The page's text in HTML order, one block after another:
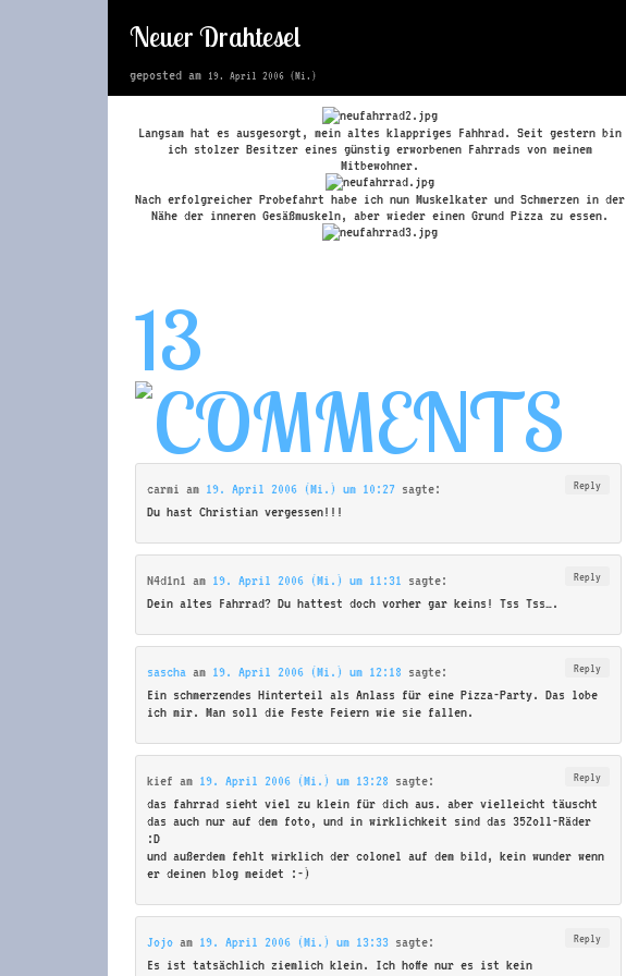
Neuer Drahtesel
geposted am 19. April 2006 (Mi.)
Langsam hat es ausgesorgt, mein altes klappriges Fahhrad. Seit gestern bin
ich stolzer Besitzer eines günstig erworbenen Fahrrads von meinem
Mitbewohner.
Nach erfolgreicher Probefahrt habe ich nun Muskelkater und Schmerzen in der
Nähe der inneren Gesäßmuskeln, aber wieder einen Grund Pizza zu essen.
13
carmi am 19. April 2006 (Mi.) um 10:27 sagte: Reply
Du hast Christian vergessen!!!
N4d1n1 am 19. April 2006 (Mi.) um 11:31 sagte: Reply
Dein altes Fahrrad? Du hattest doch vorher gar keins! Tss Tss….
sascha am 19. April 2006 (Mi.) um 12:18 sagte: Reply
Ein schmerzendes Hinterteil als Anlass für eine Pizza-Party. Das lobe
ich mir. Man soll die Feste Feiern wie sie fallen.
kief am 19. April 2006 (Mi.) um 13:28 sagte: Reply
das fahrrad sieht viel zu klein für dich aus. aber vielleicht täuscht
das auch nur auf dem foto, und in wirklichkeit sind das 35Zoll-Räder
:D
und außerdem fehlt wirklich der colonel auf dem bild, kein wunder wenn
er deinen blog meidet :-)
Jojo am 19. April 2006 (Mi.) um 13:33 sagte: Reply
Es ist tatsächlich ziemlich klein. Ich hoffe nur es ist kein